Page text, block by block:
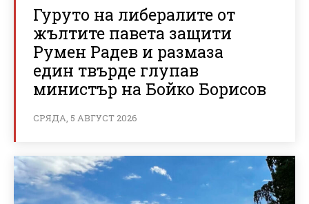
Гуруто на либералите от
жълтите павета защити
Румен Радев и размаза
един твърде глупав
министър на Бойко Борисов
СРЯДА, 5 АВГУСТ 2026